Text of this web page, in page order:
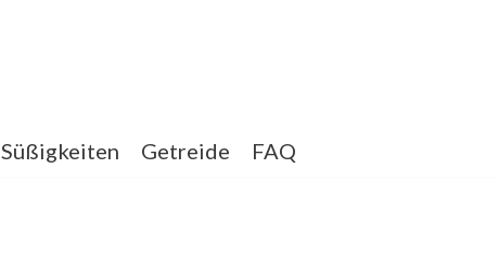
Süßigkeiten Getreide FAQ